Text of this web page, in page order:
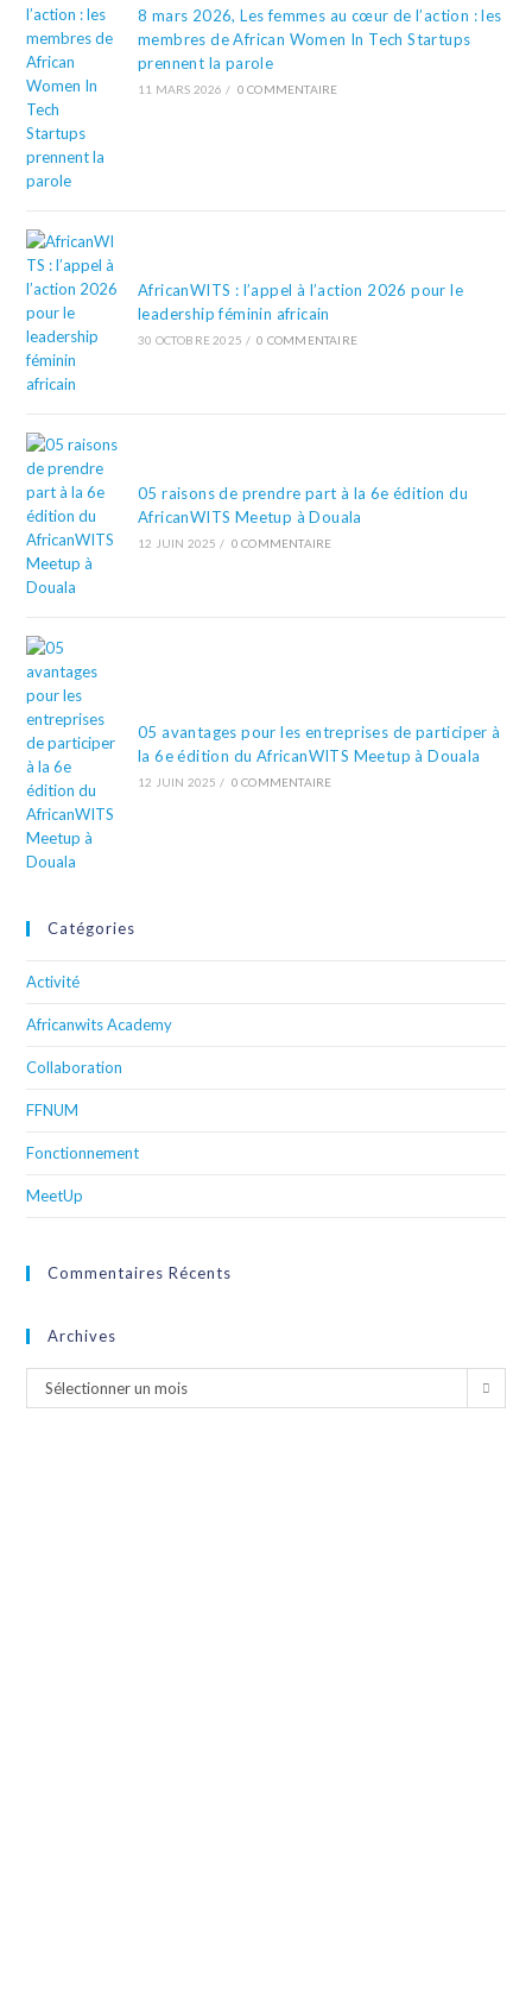
8 mars 2026, Les femmes au cœur de l’action : les
membres de African Women In Tech Startups
prennent la parole
11 MARS 2026 / 0 COMMENTAIRE
AfricanWITS : l’appel à l’action 2026 pour le
leadership féminin africain
30 OCTOBRE 2025 / 0 COMMENTAIRE
05 raisons de prendre part à la 6e édition du
AfricanWITS Meetup à Douala
12 JUIN 2025 / 0 COMMENTAIRE
05 avantages pour les entreprises de participer à
la 6e édition du AfricanWITS Meetup à Douala
12 JUIN 2025 / 0 COMMENTAIRE
Catégories
Activité
Africanwits Academy
Collaboration
FFNUM
Fonctionnement
MeetUp
Commentaires Récents
Archives
Sélectionner un mois